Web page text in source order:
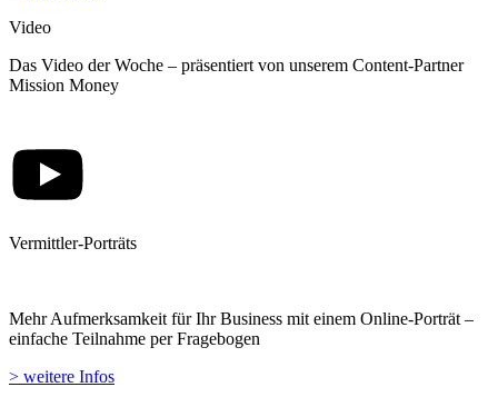
Video
Das Video der Woche – präsentiert von unserem Content-Partner
Mission Money
Vermittler-Porträts
Mehr Aufmerksamkeit für Ihr Business mit einem Online-Porträt –
einfache Teilnahme per Fragebogen
> weitere Infos